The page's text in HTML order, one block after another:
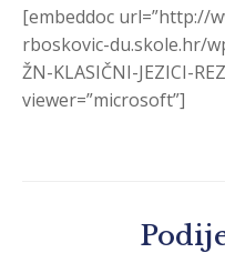
[embeddoc url=”http://
rboskovic-du.skole.hr/
ŽN-KLASIČNI-JEZICI-
viewer=”microsoft”]